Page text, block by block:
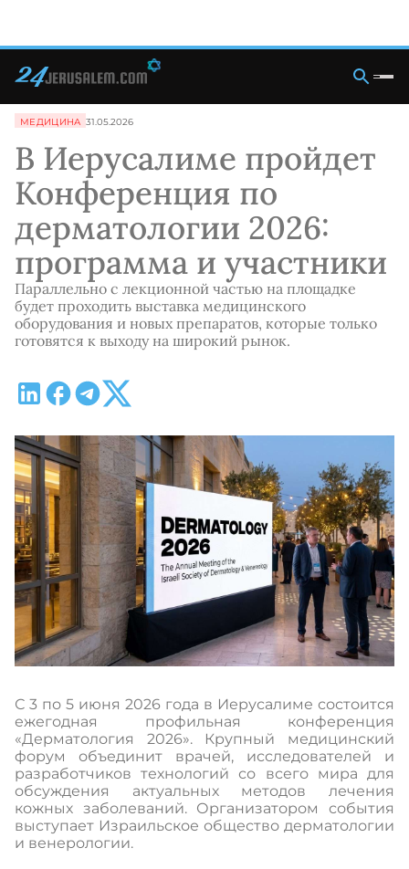
МЕДИЦИНА 31.05.2026
В Иерусалиме пройдет
Конференция по
дерматологии 2026:
программа и участники
Параллельно с лекционной частью на площадке
будет проходить выставка медицинского
оборудования и новых препаратов, которые только
готовятся к выходу на широкий рынок.
С 3 по 5 июня 2026 года в Иерусалиме состоится
ежегодная профильная конференция
«Дерматология 2026». Крупный медицинский
форум объединит врачей, исследователей и
разработчиков технологий со всего мира для
обсуждения актуальных методов лечения
кожных заболеваний. Организатором события
выступает Израильское общество дерматологии
и венерологии.